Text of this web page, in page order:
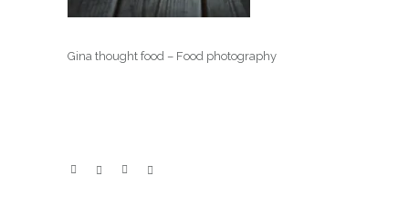
Gina thought food – Food photography